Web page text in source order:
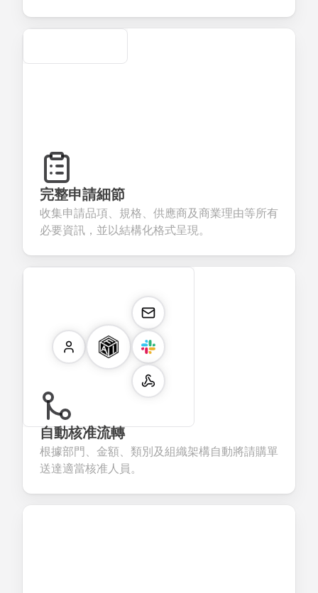
Secure
完整申請細節
收集申請品項、規格、供應商及商業理由等所有
必要資訊，並以結構化格式呈現。
自動核准流轉
根據部門、金額、類別及組織架構自動將請購單
送達適當核准人員。